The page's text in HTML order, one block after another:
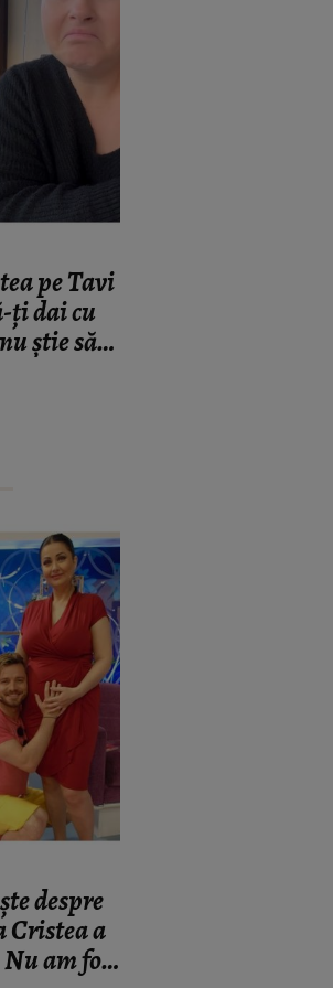
pe Tavi
ți dai cu
știe să
despre
Cristea a
am fost